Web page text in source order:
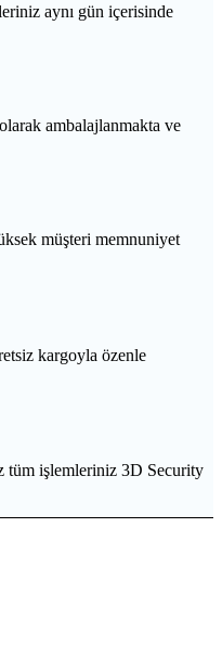
aynı gün içerisinde
ambalajlanmakta ve
müşteri memnuniyet
kargoyla özenle
tüm işlemleriniz 3D Security